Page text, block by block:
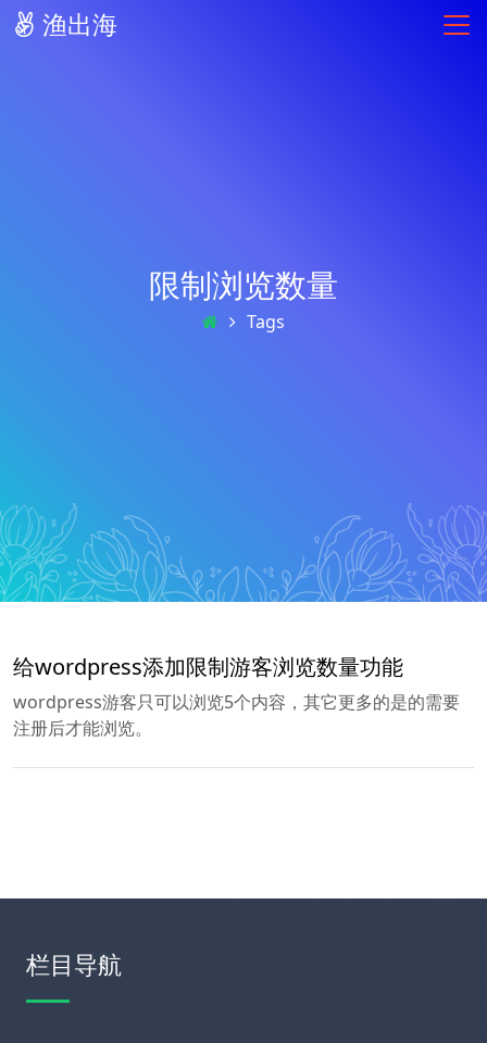
渔出海
限制浏览数量
Tags
给wordpress添加限制游客浏览数量功能
wordpress游客只可以浏览5个内容，其它更多的是的需要
注册后才能浏览。
栏目导航